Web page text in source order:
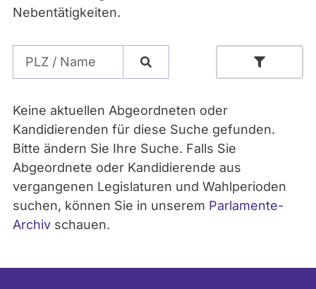
Nebentätigkeiten.
Parlament
- Alle -
Partei
- Alle -
Keine aktuellen Abgeordneten oder
Kandidierenden für diese Suche gefunden.
Bitte ändern Sie Ihre Suche. Falls Sie
Abgeordnete oder Kandidierende aus
vergangenen Legislaturen und Wahlperioden
suchen, können Sie in unserem Parlamente-
Archiv schauen.